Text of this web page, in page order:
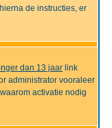
de instructies, er
dan 13 jaar link
administrator vooraleer
activatie nodig